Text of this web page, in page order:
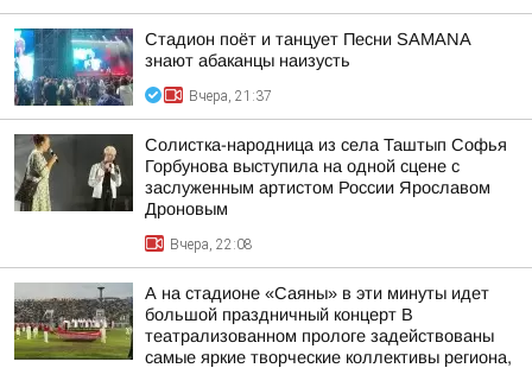
Стадион поёт и танцует Песни SAMANA
знают абаканцы наизусть
Вчера, 21:37
Солистка-народница из села Таштып Софья
Горбунова выступила на одной сцене с
заслуженным артистом России Ярославом
Дроновым
Вчера, 22:08
А на стадионе «Саяны» в эти минуты идет
большой праздничный концерт В
театрализованном прологе задействованы
самые яркие творческие коллективы региона,